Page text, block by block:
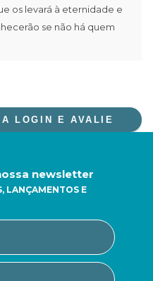
os levará à eternidade e
se não há quem
LOGIN E AVALIE
newsletter
LANÇAMENTOS E